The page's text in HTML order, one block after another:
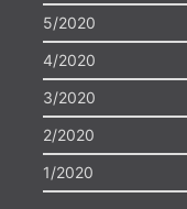
5/2020
4/2020
3/2020
2/2020
1/2020